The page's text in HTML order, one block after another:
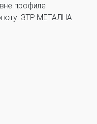
профиле
ЗТР МЕТАЛНА